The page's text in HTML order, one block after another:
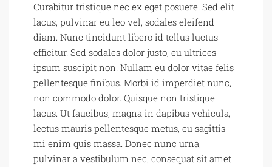
Curabitur tristique nec ex eget posuere. Sed elit
lacus, pulvinar eu leo vel, sodales eleifend
diam. Nunc tincidunt libero id tellus luctus
efficitur. Sed sodales dolor justo, eu ultrices
ipsum suscipit non. Nullam eu dolor vitae felis
pellentesque finibus. Morbi id imperdiet nunc,
non commodo dolor. Quisque non tristique
lacus. Ut faucibus, magna in dapibus vehicula,
lectus mauris pellentesque metus, eu sagittis
mi enim quis massa. Donec nunc urna,
pulvinar a vestibulum nec, consequat sit amet